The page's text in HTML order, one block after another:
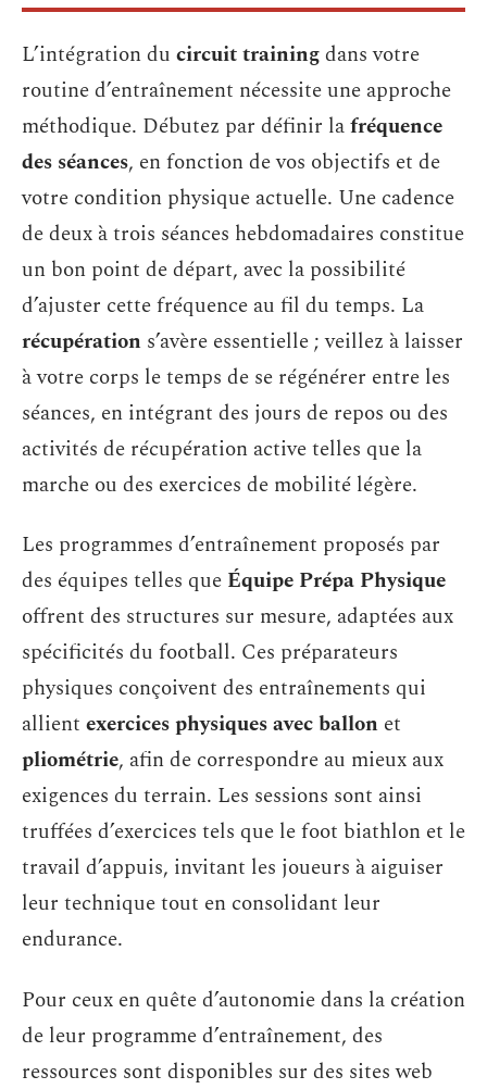
L’intégration du circuit trainingdans votre
routine d’entraînement nécessite une approche
méthodique. Débutez par définir lafréquence
des séances, en fonction de vos objectifs et de
votre condition physique actuelle. Une cadence
de deux à trois séances hebdomadaires constitue
un bon point de départ, avec la possibilité
d’ajuster cette fréquence au fil du temps. La
récupération s’avère essentielle ; veillez à laisser
à votre corps le temps de se régénérer entre les
séances, en intégrant des jours de repos ou des
activités de récupération active telles que la
marche ou des exercices de mobilité légère.
Les programmes d’entraînement proposés par
des équipes telles que Équipe Prépa Physique
offrent des structures sur mesure, adaptées aux
spécificités du football. Ces préparateurs
physiques conçoivent des entraînements qui
allient exercices physiques avec ballon et
pliométrie, afin de correspondre au mieux aux
exigences du terrain. Les sessions sont ainsi
truffées d’exercices tels que le foot biathlon et le
travail d’appuis, invitant les joueurs à aiguiser
leur technique tout en consolidant leur
endurance.
Pour ceux en quête d’autonomie dans la création
de leur programme d’entraînement, des
ressources sont disponibles sur des sites web